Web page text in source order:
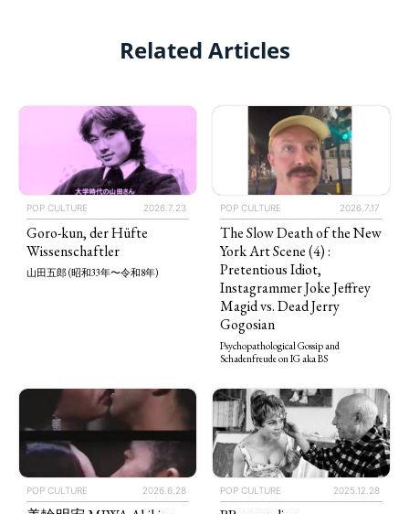
Related Articles
POP CULTURE 2026.7.23
Goro-kun, der Hüfte
Wissenschaftler
山田五郎 (昭和33年〜令和8年)
POP CULTURE 2026.7.17
The Slow Death of the New
York Art Scene (4) :
Pretentious Idiot,
Instagrammer Joke Jeffrey
Magid vs. Dead Jerry
Gogosian
Psychopathological Gossip and
Schadenfreude on IG aka BS
POP CULTURE 2026.6.28 POP CULTURE 2025.12.28